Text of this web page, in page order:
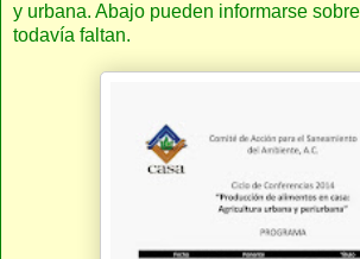
y urbana. Abajo pueden informarse
todavía faltan.